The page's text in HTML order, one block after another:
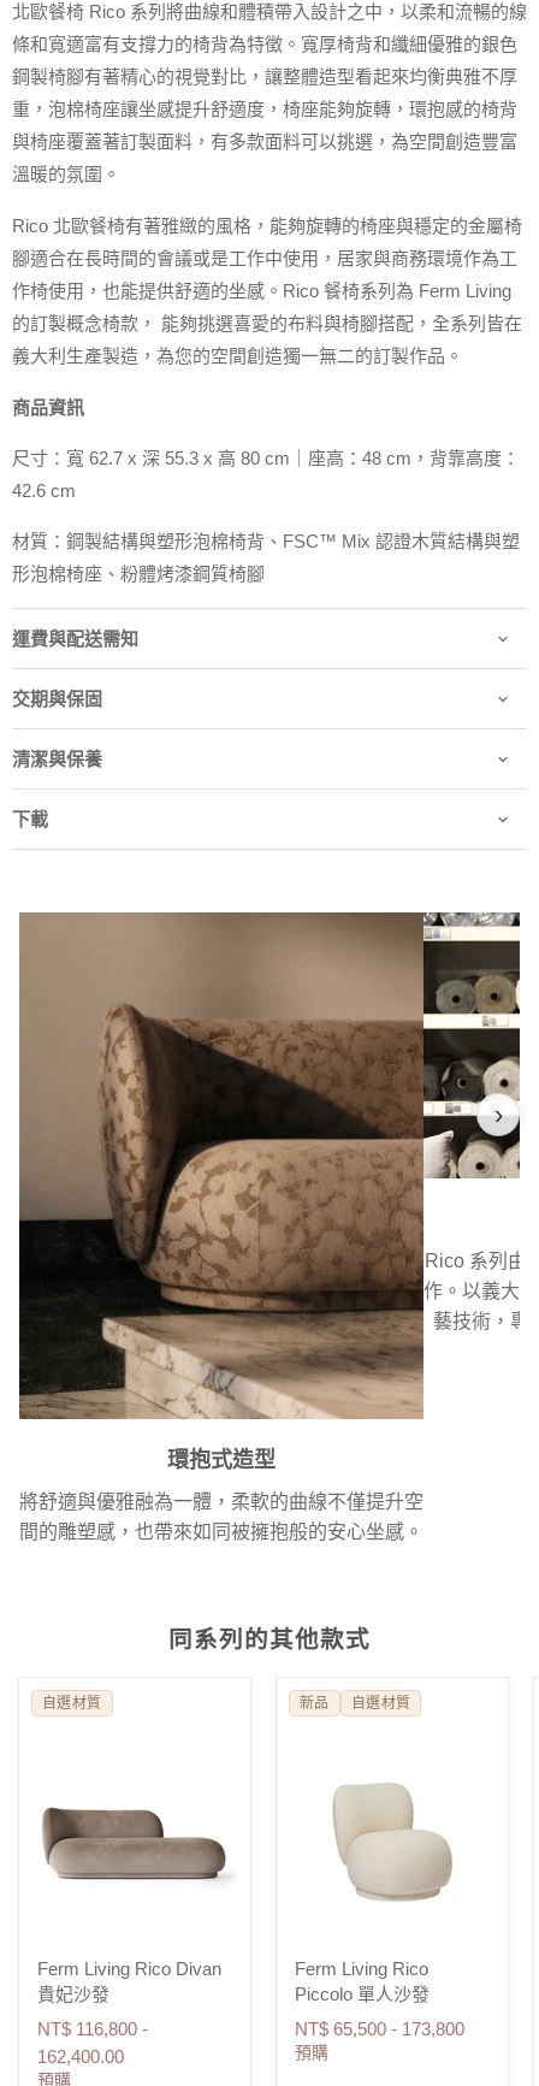
北歐餐椅 Rico 系列將曲線和體積帶入設計之中，以柔和流暢的線
條和寬適富有支撐力的椅背為特徵。寬厚椅背和纖細優雅的銀色
鋼製椅腳有著精心的視覺對比，讓整體造型看起來均衡典雅不厚
重，泡棉椅座讓坐感提升舒適度，椅座能夠旋轉，環抱感的椅背
與椅座覆蓋著訂製面料，有多款面料可以挑選，為空間創造豐富
溫暖的氛圍。
Rico 北歐餐椅有著雅緻的風格，能夠旋轉的椅座與穩定的金屬椅
腳適合在長時間的會議或是工作中使用，居家與商務環境作為工
作椅使用，也能提供舒適的坐感。Rico 餐椅系列為 Ferm Living
的訂製概念椅款， 能夠挑選喜愛的布料與椅腳搭配，全系列皆在
義大利生產製造，為您的空間創造獨一無二的訂製作品。
商品資訊
尺寸：寬 62.7 x 深 55.3 x 高 80 cm｜座高：48 cm，背靠高度：
42.6 cm
材質：鋼製結構與塑形泡棉椅背、FSC™ Mix 認證木質結構與塑
形泡棉椅座、粉體烤漆鋼質椅腳
運費與配送需知
交期與保固
清潔與保養
下載
環抱式造型
將舒適與優雅融為一體，柔軟的曲線不僅提升空
間的雕塑感，也帶來如同被擁抱般的安心坐感。
Rico 系列由
作。以義大
藝技術，專
›
同系列的其他款式
自選材質
Ferm Living Rico Divan
貴妃沙發
NT$ 116,800 -
162,400.00
預購
新品 自選材質
Ferm Living Rico
Piccolo 單人沙發
NT$ 65,500 - 173,800
預購